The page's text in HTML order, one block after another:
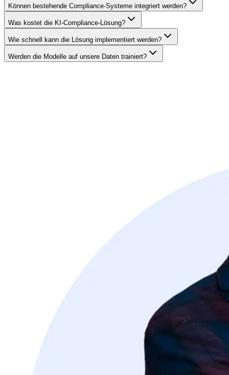
Können bestehende Compliance-Systeme integriert werden?
Was kostet die KI-Compliance-Lösung?
Wie schnell kann die Lösung implementiert werden?
Werden die Modelle auf unsere Daten trainiert?